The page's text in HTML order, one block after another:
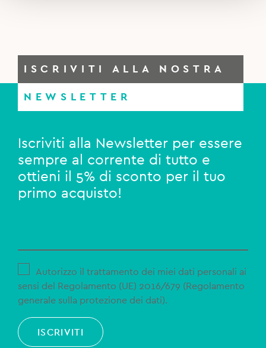
ISCRIVITI ALLA NOSTRA
NEWSLETTER
Iscriviti alla Newsletter per essere
sempre al corrente di tutto e
ottieni il 5% di sconto per il tuo
primo acquisto!
Autorizzo il trattamento dei miei dati personali ai
sensi del Regolamento (UE) 2016/679 (Regolamento
generale sulla protezione dei dati).
ISCRIVITI